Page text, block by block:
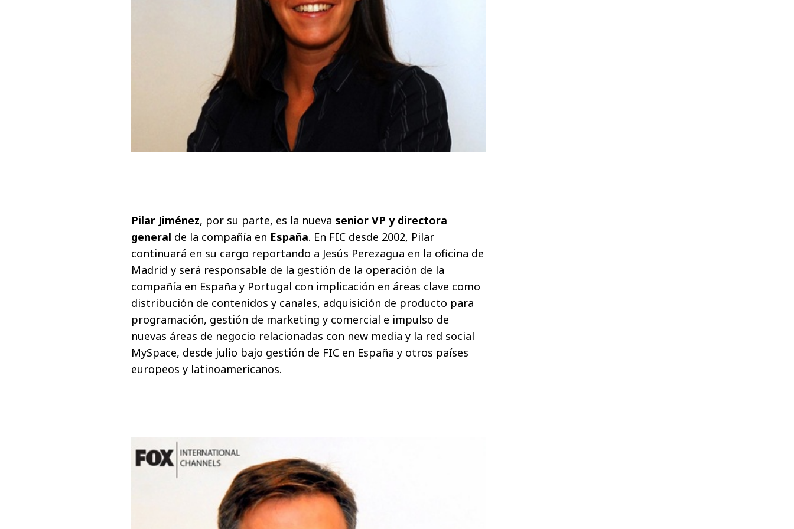
Pilar Jiménez, por su parte, es la nueva senior VP y directora
general de la compañía en España. En FIC desde 2002, Pilar
continuará en su cargo reportando a Jesús Perezagua en la oficina de
Madrid y será responsable de la gestión de la operación de la
compañía en España y Portugal con implicación en áreas clave como
distribución de contenidos y canales, adquisición de producto para
programación, gestión de marketing y comercial e impulso de
nuevas áreas de negocio relacionadas con new media y la red social
MySpace, desde julio bajo gestión de FIC en España y otros países
europeos y latinoamericanos.